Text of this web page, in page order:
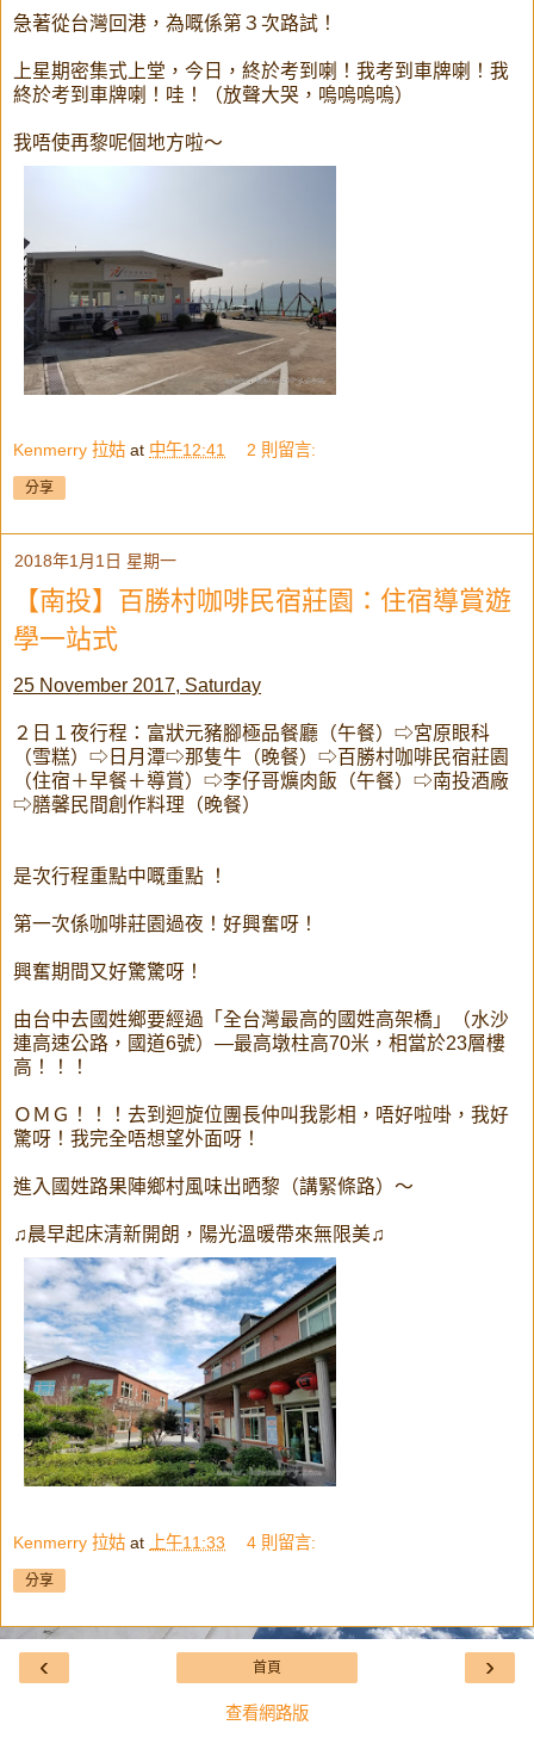
急著從台灣回港，為嘅係第３次路試！
上星期密集式上堂，今日，終於考到喇！我考到車牌喇！我
終於考到車牌喇！哇！（放聲大哭，嗚嗚嗚嗚）
我唔使再黎呢個地方啦～
Kenmerry 拉姑 at 中午12:41 2 則留言:
分享
2018年1月1日 星期一
【南投】百勝村咖啡民宿莊園：住宿導賞遊
學一站式
25 November 2017, Saturday
２日１夜行程：富狀元豬腳極品餐廳（午餐）⇨宮原眼科
（雪糕）⇨日月潭⇨那隻牛（晚餐）⇨百勝村咖啡民宿莊園
（住宿＋早餐＋導賞）⇨李仔哥爌肉飯（午餐）⇨南投酒廠
⇨膳馨民間創作料理（晚餐）
是次行程重點中嘅重點 ！
第一次係咖啡莊園過夜！好興奮呀！
興奮期間又好驚驚呀！
由台中去國姓鄉要經過「全台灣最高的國姓高架橋」（水沙
連高速公路，國道6號）—最高墩柱高70米，相當於23層樓
高！！！
ＯＭＧ！！！去到迴旋位團長仲叫我影相，唔好啦啩，我好
驚呀！我完全唔想望外面呀！
進入國姓路果陣鄉村風味出晒黎（講緊條路）～
♫晨早起床清新開朗，陽光溫暖帶來無限美♫
Kenmerry 拉姑 at 上午11:33 4 則留言:
分享
‹ ›
首頁
查看網路版